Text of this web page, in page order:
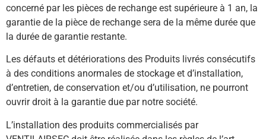
concerné par les pièces de rechange est supérieure à 1 an, la
garantie de la pièce de rechange sera de la même durée que
la durée de garantie restante.
Les défauts et détériorations des Produits livrés consécutifs
à des conditions anormales de stockage et d’installation,
d’entretien, de conservation et/ou d’utilisation, ne pourront
ouvrir droit à la garantie due par notre société.
L’installation des produits commercialisés par